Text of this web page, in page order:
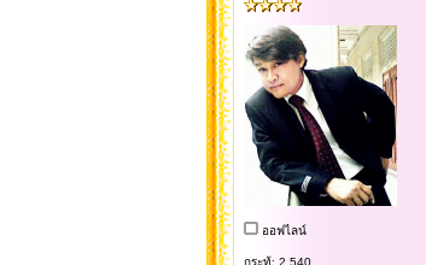
ออฟไลน์
กระทู้: 2,540